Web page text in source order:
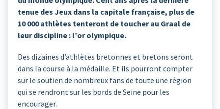
tenue des Jeux dans la capitale française, plus de
10 000 athlètes tenteront de toucher au Graal de
leur discipline : l’or olympique.
Des dizaines d’athlètes bretonnes et bretons seront
dans la course à la médaille. Et ils pourront compter
sur le soutien de nombreux fans de toute une région
qui se rendront sur les bords de Seine pour les
encourager.